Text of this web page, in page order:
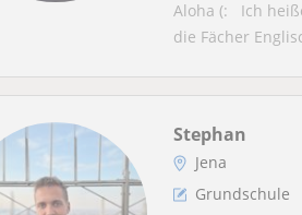
Aloha (: Ich
die Fächer
Stephan
Jena
Grundschule